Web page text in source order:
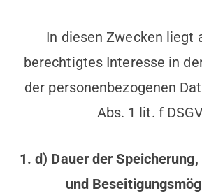
In diesen Zwecken liegt
berechtigtes Interesse in
der personenbezogenen
Abs. 1 lit. f
1. d) Dauer der
und